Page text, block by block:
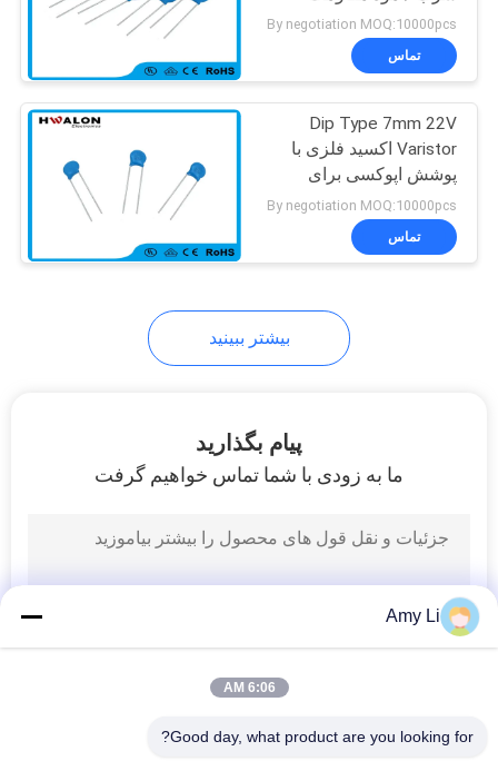
سنسور دمای
ترمیستور NTC
60
ترمیستور PTC
PPTC ترمیناتور
31
مقاومت نورپردازی
By negotiation MOQ:10000pcs
تماس
Dip Type 7mm 22V
Varistor اکسید فلزی با
پوشش اپوکسی برای
مبلمان موتورز
By negotiation MOQ:10000pcs
تماس
بیشتر ببینید
پیام بگذارید
ما به زودی با شما تماس خواهیم گرفت
Amy Li
6:06 AM
Good day, what product are you looking for?